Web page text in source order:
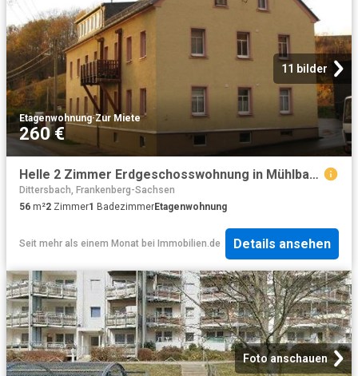
11 bilder
Etagenwohnung·Zur Miete
260 €
Helle 2 Zimmer Erdgeschosswohnung in Mühlbach bei Frankenberg Sachs
Dittersbach, Frankenberg-Sachsen
56 m²2 Zimmer1 BadezimmerEtagenwohnung
Seit mehr als einem Monat bei Immobilien.de Details ansehen
Foto anschauen